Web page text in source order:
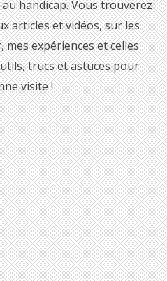
handicap. Vous trouverez
articles et vidéos, sur les
expériences et celles
trucs et astuces pour
visite !